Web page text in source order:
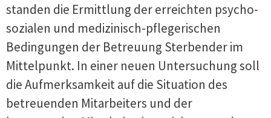
standen die Ermittlung der erreichten psycho-
sozialen und medizinisch-pflegerischen
Bedingungen der Betreuung Sterbender im
Mittelpunkt. In einer neuen Untersuchung soll
die Aufmerksamkeit auf die Situation des
betreuenden Mitarbeiters und der